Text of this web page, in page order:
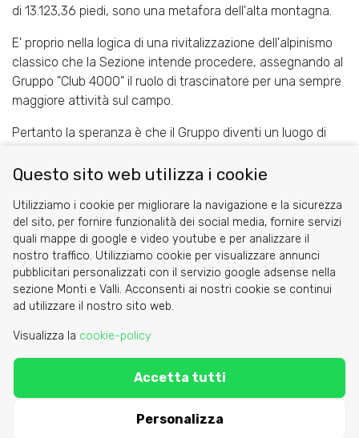
di 13.123,36 piedi, sono una metafora dell'alta montagna.
E' proprio nella logica di una rivitalizzazione dell'alpinismo
classico che la Sezione intende procedere, assegnando al
Gruppo "Club 4000" il ruolo di trascinatore per una sempre
maggiore attività sul campo.
Pertanto la speranza è che il Gruppo diventi un luogo di
esperienze, informazioni e, infine, organizzare salite.
ShareFacebook
Twitter
Cookie
Privacy Policy
Area riservata
C.A.I. Sezione di Torino - via Barbaroux 1
segreteria@caitorino.it- tel:
Questo sito web utilizza i cookie
Utilizziamo i cookie per migliorare la navigazione e la sicurezza
del sito, per fornire funzionalità dei social media, fornire servizi
quali mappe di google e video youtube e per analizzare il
nostro traffico. Utilizziamo cookie per visualizzare annunci
pubblicitari personalizzati con il servizio google adsense nella
sezione Monti e Valli. Acconsenti ai nostri cookie se continui
ad utilizzare il nostro sito web.
Visualizza la cookie-policy
Personalizza
Accetta tutti